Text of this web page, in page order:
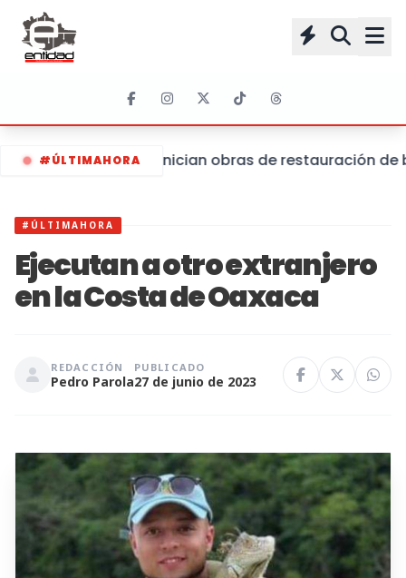
#ÚLTIMAHORA Inician obras de restauración de
#ÚLTIMAHORA
Ejecutan a otro extranjero
en la Costa de Oaxaca
REDACCIÓN
Pedro Parola
PUBLICADO
27 de junio de 2023